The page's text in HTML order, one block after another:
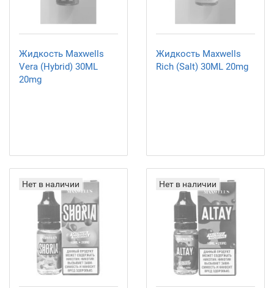
Жидкость Maxwells
Vera (Hybrid) 30ML
20mg
Жидкость Maxwells
Rich (Salt) 30ML 20mg
Нет в наличии Нет в наличии